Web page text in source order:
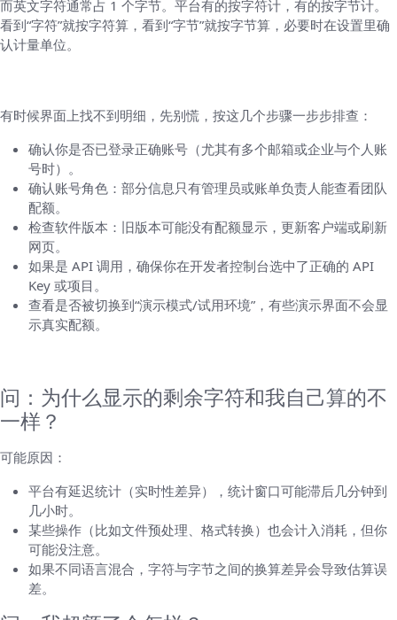
而英文字符通常占 1 个字节。平台有的按字符计，有的按字节计。
看到“字符”就按字符算，看到“字节”就按字节算，必要时在设置里确
认计量单位。
有时候界面上找不到明细，先别慌，按这几个步骤一步步排查：
确认你是否已登录正确账号（尤其有多个邮箱或企业与个人账
号时）。
确认账号角色：部分信息只有管理员或账单负责人能查看团队
配额。
检查软件版本：旧版本可能没有配额显示，更新客户端或刷新
网页。
如果是 API 调用，确保你在开发者控制台选中了正确的 API
Key 或项目。
查看是否被切换到“演示模式/试用环境”，有些演示界面不会显
示真实配额。
问：为什么显示的剩余字符和我自己算的不
一样？
可能原因：
平台有延迟统计（实时性差异），统计窗口可能滞后几分钟到
几小时。
某些操作（比如文件预处理、格式转换）也会计入消耗，但你
可能没注意。
如果不同语言混合，字符与字节之间的换算差异会导致估算误
差。